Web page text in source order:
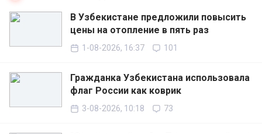
В Узбекистане предложили повысить
цены на отопление в пять раз
1-08-2026, 16:37 101
Гражданка Узбекистана использовала
флаг России как коврик
3-08-2026, 10:18 73